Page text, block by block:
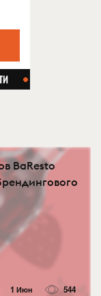
BaResto
1 Июн 544